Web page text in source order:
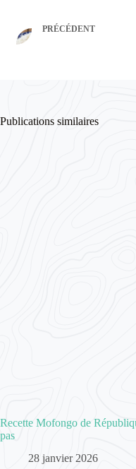
PRÉCÉDENT
Publications similaires
Recette Mofongo de
pas
28 janvier 2026